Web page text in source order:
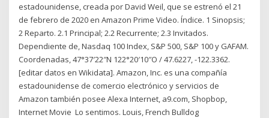
estadounidense, creada por David Weil, que se estrenó el 21
de febrero de 2020 en Amazon Prime Video. Índice. 1 Sinopsis;
2 Reparto. 2.1 Principal; 2.2 Recurrente; 2.3 Invitados.
Dependiente de, Nasdaq 100 Index, S&P 500, S&P 100 y GAFAM.
Coordenadas, 47°37′22″N 122°20′10″O / 47.6227, -122.3362.
[editar datos en Wikidata]. Amazon, Inc. es una compañía
estadounidense de comercio electrónico y servicios de
Amazon también posee Alexa Internet, a9.com, Shopbop,
Internet Movie Lo sentimos. Louis, French Bulldog